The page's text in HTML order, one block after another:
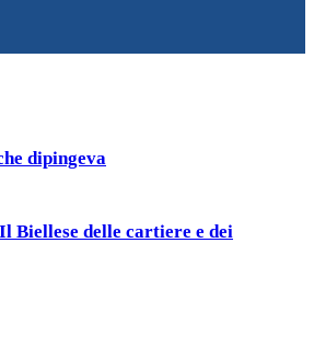
dipingeva
Biellese delle cartiere e dei